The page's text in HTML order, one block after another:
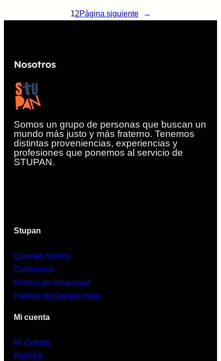
12Página siguiente →
Nosotros
Somos un grupo de personas que buscan un
mundo más justo y más fraterno. Tenemos
distintas proveniencias, experiencias y
profesiones que ponemos al servicio de
STUPAN.
Stupan
Quienes Somos
Contenidos
Política de Privacidad
Política de Devoluciones
Mi cuenta
Mi Cuenta
Pedidos